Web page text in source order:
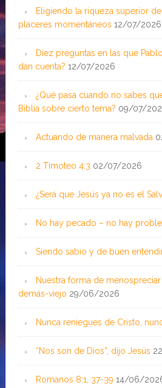
Eligiendo la riqueza superior
placeres momentáneos 12/07/2026
Diez preguntas en las que
dan cuenta? 12/07/2026
¿Qué pasa cuando no sabes
Biblia sobre cierto tema? 09/07/
Actuando de manera malvada
2 Timoteo 4:3 02/07/2026
¿Será que Jesús ya no es el
No hay pecado – no hay
Siendo sabio y de buen
Nuestra forma de
demás-viejo 29/06/2026
Nunca reniegues de Cristo,
“Nos son de Dios”, dijo Jesús
Romanos 8:1, 37-39 14/06/